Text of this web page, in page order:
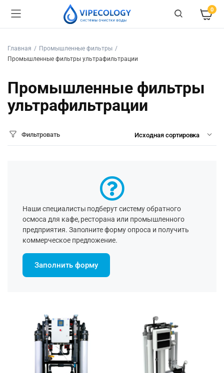
0
Главная
Промышленные фильтры
Промышленные фильтры ультрафильтрации
Промышленные фильтры
ультрафильтрации
Фильтровать
Наши специалисты подберут систему обратного
осмоса для кафе, ресторана или промышленного
предприятия. Заполните форму опроса и получить
коммерческое предложение.
Заполнить форму